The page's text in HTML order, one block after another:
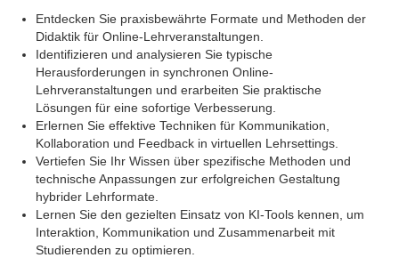
Entdecken Sie praxisbewährte Formate und Methoden der
Didaktik für Online-Lehrveranstaltungen.
Identifizieren und analysieren Sie typische
Herausforderungen in synchronen Online-
Lehrveranstaltungen und erarbeiten Sie praktische
Lösungen für eine sofortige Verbesserung.
Erlernen Sie effektive Techniken für Kommunikation,
Kollaboration und Feedback in virtuellen Lehrsettings.
Vertiefen Sie Ihr Wissen über spezifische Methoden und
technische Anpassungen zur erfolgreichen Gestaltung
hybrider Lehrformate.
Lernen Sie den gezielten Einsatz von KI-Tools kennen, um
Interaktion, Kommunikation und Zusammenarbeit mit
Studierenden zu optimieren.